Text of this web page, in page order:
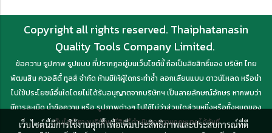
Copyright all rights reserved. Thaiphatanasin
Quality Tools Company Limited.
ข้อความ รูปภาพ รูปแบบ ที่ปรากฏอยู่บนเว็บไซต์นี้ ถือเป็นลิขสิทธิ์ของ บริษัท ไทย
พัฒนสิน ควอลิตี้ ทูลส์ จำกัด ห้ามมิให้ผู้ใดกระทำซ้ำ ลอกเลียนแบบ ดาวน์โหลด หรือนำ
ไปใช้ประโยชน์อื่นใดโดยไม่ได้รับอนุญาตจากบริษัทฯ เป็นลายลักษณ์อักษร หากพบว่า
มีการละเมิด นำข้อความ หรือ รูปภาพต่างๆ ไปใช้ไม่ว่าส่วนใดส่วนหนึ่งหรือทั้งหมดของ
เว็บไซต์ ทางบริษัทฯ มีสิทธิ์ดำเนินการตามกฎหมายได้ทันที
เว็บไซต์นี้มีการใช้งานคุกกี้ เพื่อเพิ่มประสิทธิภาพและประสบการณ์ที่ดี